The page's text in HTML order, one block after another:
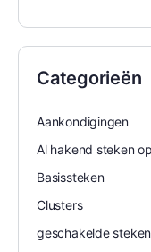
Categorieën
Aankondigingen
Al hakend steken
Basissteken
Clusters
geschakelde steken